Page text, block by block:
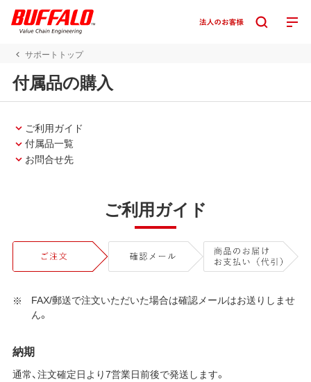
サポートトップ
付属品の購入
ご利用ガイド
付属品一覧
お問合せ先
ご利用ガイド
FAX/郵送で注文いただいた場合は確認メールはお送りしませ
ん。
納期
通常、注文確定日より7営業日前後で発送します。